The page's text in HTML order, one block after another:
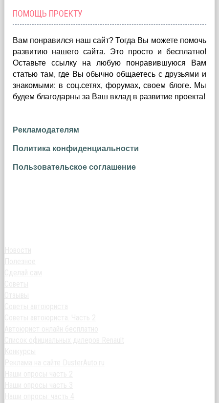
ПОМОЩЬ ПРОЕКТУ
Вам понравился наш сайт? Тогда Вы можете помочь
развитию нашего сайта. Это просто и бесплатно!
Оставьте ссылку на любую понравившуюся Вам
статью там, где Вы обычно общаетесь с друзьями и
знакомыми: в соц.сетях, форумах, своем блоге. Мы
будем благодарны за Ваш вклад в развитие проекта!
Рекламодателям
Политика конфиденциальности
Пользовательское соглашение